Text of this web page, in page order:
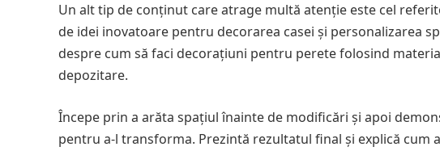
Un alt tip de conținut care atrage multă atenție este cel
de idei inovatoare pentru decorarea casei și personalizarea
despre cum să faci decorațiuni pentru perete folosind
depozitare.
Începe prin a arăta spațiul înainte de modificări și apoi
pentru a-l transforma. Prezintă rezultatul final și explică cum